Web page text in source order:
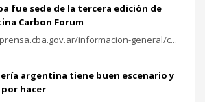
fue sede de la tercera edición de
Carbon Forum
informacion-general/c...
argentina tiene buen escenario y
hacer